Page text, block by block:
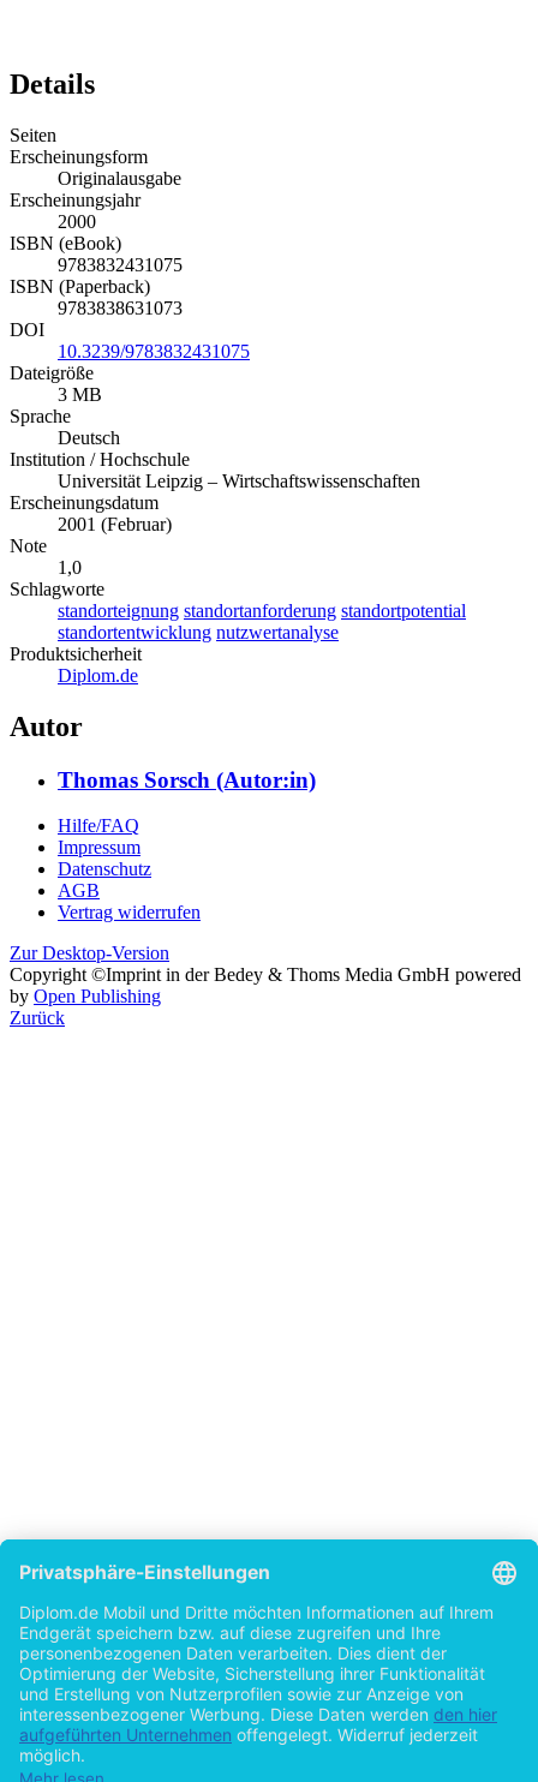
Details
Seiten
Erscheinungsform
Originalausgabe
Erscheinungsjahr
2000
ISBN (eBook)
9783832431075
ISBN (Paperback)
9783838631073
DOI
10.3239/9783832431075
Dateigröße
3 MB
Sprache
Deutsch
Institution / Hochschule
Universität Leipzig – Wirtschaftswissenschaften
Erscheinungsdatum
2001 (Februar)
Note
1,0
Schlagworte
standorteignung standortanforderung standortpotential
standortentwicklung nutzwertanalyse
Produktsicherheit
Diplom.de
Autor
Thomas Sorsch (Autor:in)
Hilfe/FAQ
Impressum
Datenschutz
AGB
Vertrag widerrufen
Zur Desktop-Version
Copyright ©Imprint in der Bedey & Thoms Media GmbH powered
by Open Publishing
Zurück